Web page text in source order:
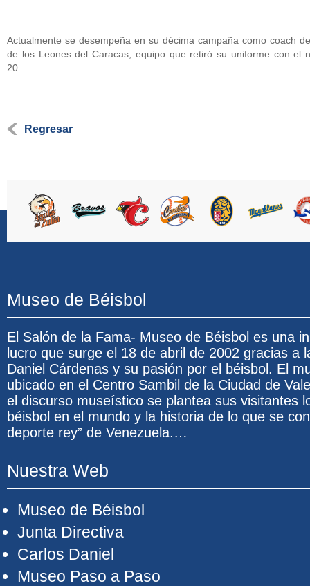
Actualmente se desempeña en su décima campaña como coach
de los Leones del Caracas, equipo que retiró su uniforme con el
20.
Regresar
Museo de Béisbol
El Salón de la Fama- Museo de Béisbol es una
lucro que surge el 18 de abril de 2002 gracias a
Daniel Cárdenas y su pasión por el béisbol. El
ubicado en el Centro Sambil de la Ciudad de
el discurso museístico se plantea sus visitantes
béisbol en el mundo y la historia de lo que se
deporte rey” de Venezuela.…
Nuestra Web
Museo de Béisbol
Junta Directiva
Carlos Daniel
Museo Paso a Paso